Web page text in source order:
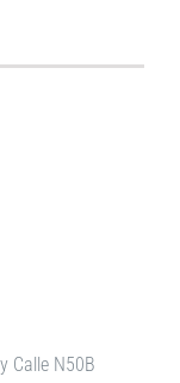
Calle N50B